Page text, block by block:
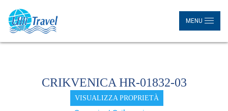
MENU
CRIKVENICA HR-01832-03
VISUALIZZA PROPRIETÀ